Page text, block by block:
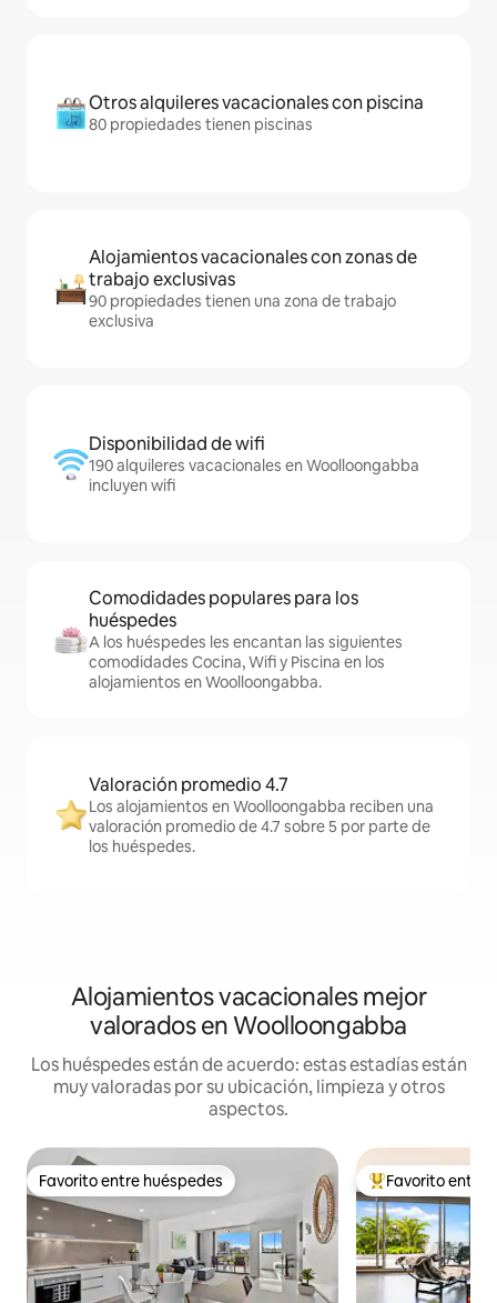
Otros alquileres vacacionales con piscina
80 propiedades tienen piscinas
Alojamientos vacacionales con zonas de
trabajo exclusivas
90 propiedades tienen una zona de trabajo
exclusiva
Disponibilidad de wifi
190 alquileres vacacionales en Woolloongabba
incluyen wifi
Comodidades populares para los
huéspedes
A los huéspedes les encantan las siguientes
comodidades Cocina, Wifi y Piscina en los
alojamientos en Woolloongabba.
Valoración promedio 4.7
Los alojamientos en Woolloongabba reciben una
valoración promedio de 4.7 sobre 5 por parte de
los huéspedes.
Alojamientos vacacionales mejor
valorados en Woolloongabba
Los huéspedes están de acuerdo: estas estadías están
muy valoradas por su ubicación, limpieza y otros
aspectos.
Favorito entre huéspedes
Favorito entre huéspedes Favorito entre
Favorito entre